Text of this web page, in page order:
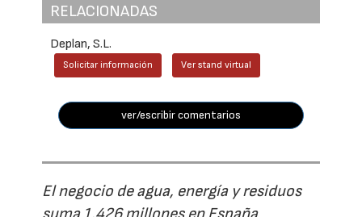
RELACIONADAS
Deplan, S.L.
Solicitar información Ver stand virtual
ver/escribir comentarios
El negocio de agua, energía y residuos